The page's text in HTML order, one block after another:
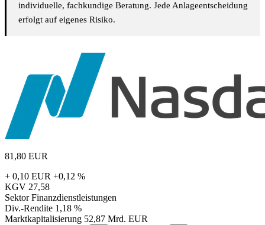
individuelle, fachkundige Beratung. Jede Anlageentscheidung
erfolgt auf eigenes Risiko.
81,80 EUR
+ 0,10 EUR +0,12 %
KGV 27,58
Sektor Finanzdienstleistungen
Div.-Rendite 1,18 %
Marktkapitalisierung 52,87 Mrd. EUR